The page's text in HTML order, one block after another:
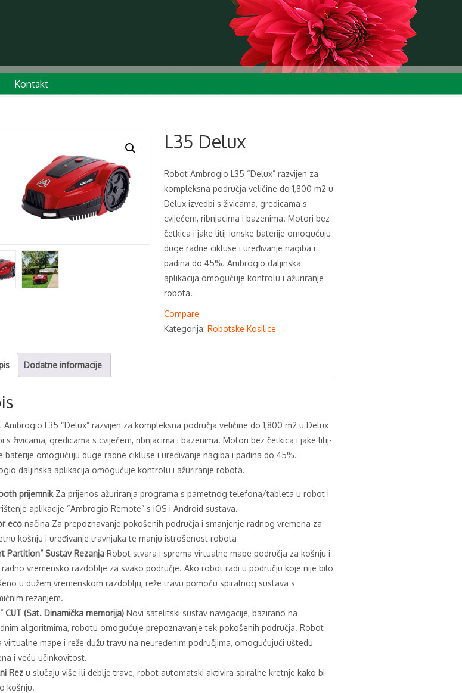
Kontakt
L35 Delux
Robot Ambrogio L35 “Delux” razvijen za
kompleksna područja veličine do 1,800 m2 u
Delux izvedbi s živicama, gredicama s
cvijećem, ribnjacima i bazenima. Motori bez
četkica i jake litij-ionske baterije omogućuju
duge radne cikluse i uređivanje nagiba i
padina do 45%. Ambrogio daljinska
aplikacija omogućuje kontrolu i ažuriranje
robota.
Compare
Kategorija: Robotske Kosilice
Dodatne informacije
Ambrogio L35 “Delux” razvijen za kompleksna područja veličine do 1,800 m2 u Delux
s živicama, gredicama s cvijećem, ribnjacima i bazenima. Motori bez četkica i jake litij-
baterije omogućuju duge radne cikluse i uređivanje nagiba i padina do 45%.
daljinska aplikacija omogućuje kontrolu i ažuriranje robota.
prijemnikZa prijenos ažuriranja programa s pametnog telefona/tableta u robot i
aplikacije “Ambrogio Remote” s iOS i Android sustava.
eco načina Za prepoznavanje pokošenih područja i smanjenje radnog vremena za
košnju i uređivanje travnjaka te manju istrošenost robota
Partition” Sustav Rezanja Robot stvara i sprema virtualne mape područja za košnju i
vremensko razdoblje za svako područje. Ako robot radi u području koje nije bilo
u dužem vremenskom razdoblju, reže travu pomoću spiralnog sustava s
rezanjem.
CUT (Sat. Dinamička memorija) Novi satelitski sustav navigacije, bazirano na
algoritmima, robotu omogućuje prepoznavanje tek pokošenih područja. Robot
virtualne mape i reže dužu travu na neuređenim područjima, omogućujući uštedu
i veću učinkovitost.
Rez u slučaju više ili deblje trave, robot automatski aktivira spiralne kretnje kako bi
košnju.